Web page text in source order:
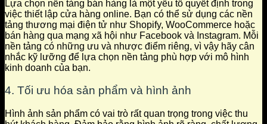
Lựa chọn nền tảng bán hàng là một yếu tố quyết định trong
việc thiết lập cửa hàng online. Bạn có thể sử dụng các nền
tảng thương mại điện tử như Shopify, WooCommerce hoặc
bán hàng qua mạng xã hội như Facebook và Instagram. Mỗi
nền tảng có những ưu và nhược điểm riêng, vì vậy hãy cân
nhắc kỹ lưỡng để lựa chọn nền tảng phù hợp với mô hình
kinh doanh của bạn.
4. Tối ưu hóa sản phẩm và hình ảnh
Hình ảnh sản phẩm có vai trò rất quan trọng trong việc thu